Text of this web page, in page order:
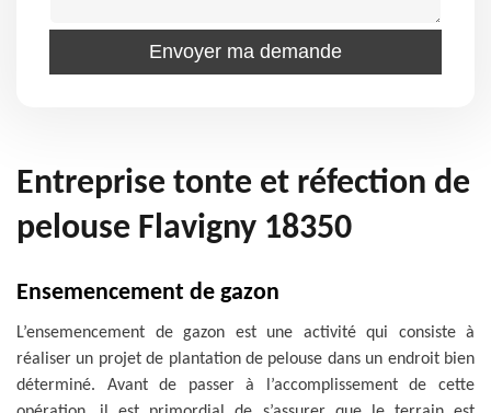
Entreprise tonte et réfection de
pelouse Flavigny 18350
Ensemencement de gazon
L’ensemencement de gazon est une activité qui consiste à
réaliser un projet de plantation de pelouse dans un endroit bien
déterminé. Avant de passer à l’accomplissement de cette